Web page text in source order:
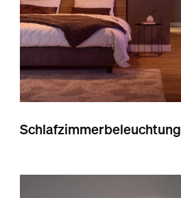
Schlafzimmerbeleuchtung